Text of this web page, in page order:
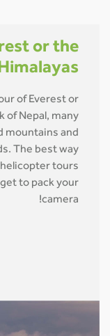
or the
Himalayas
of Everest or
of Nepal, many
mountains and
The best way
helicopter tours
to pack your
camera!